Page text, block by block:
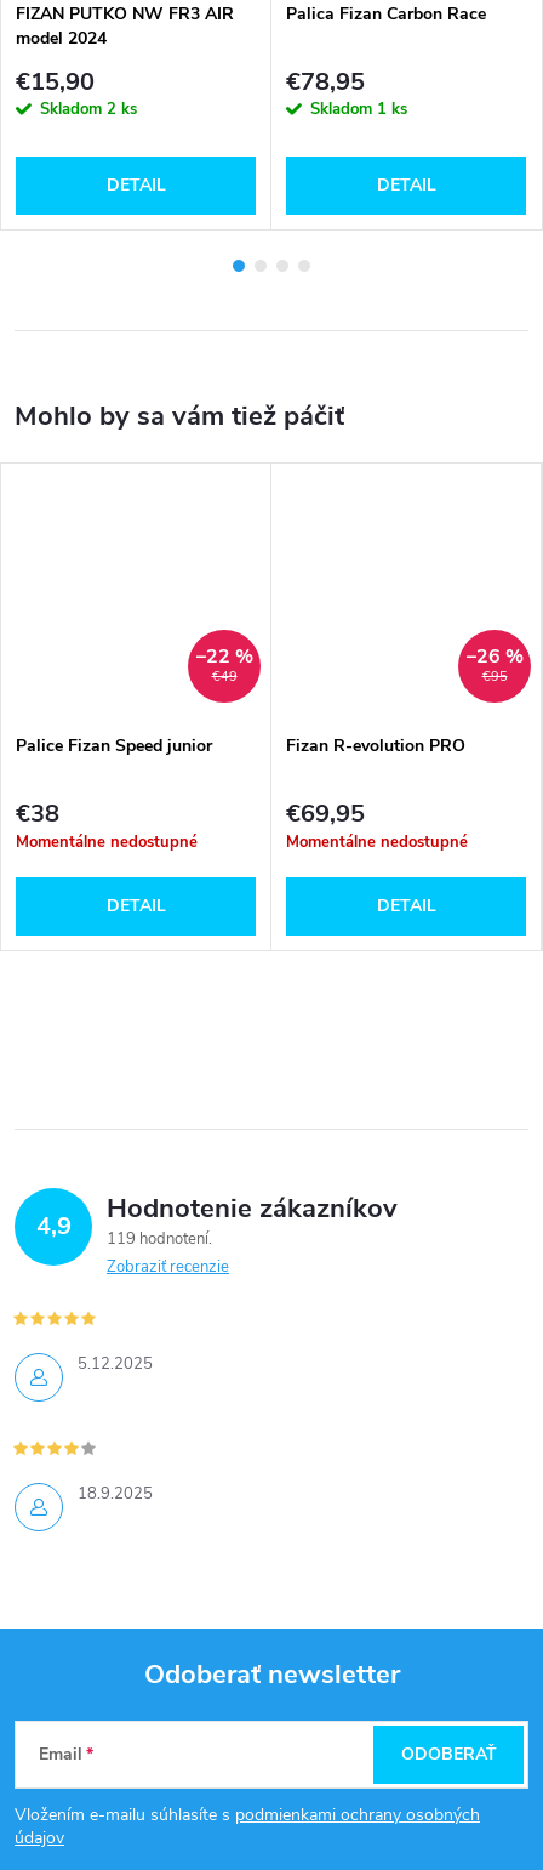
FIZAN PUTKO NW FR3 AIR
model 2024
€15,90
Skladom 2 ks
DETAIL
Palica Fizan Carbon Race
€78,95
Skladom 1 ks
DETAIL
€49
–22 %
Palice Fizan Speed junior
€38
Momentálne nedostupné
DETAIL
€95
–26 %
Fizan R-evolution PRO
€69,95
Momentálne nedostupné
DETAIL
4,9 Hodnotenie zákazníkov
119 hodnotení
Zobraziť recenzie
5.12.2025
18.9.2025
Z
á
p
Odoberať newsletter
Email
Vložením e-mailu súhlasíte s podmienkami ochrany osobných
údajov
ODOBERAŤ